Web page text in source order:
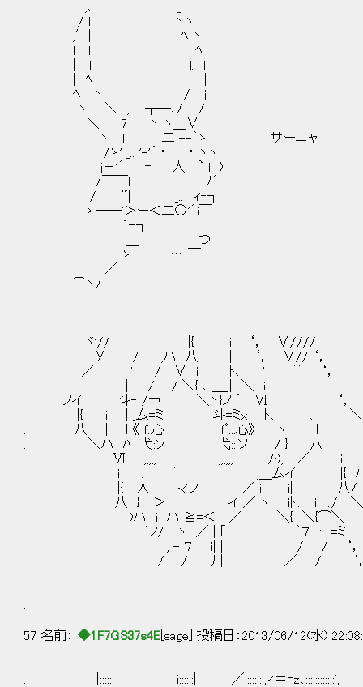
,､ _
/ l ヽヽ
,′| ﾍ ヽ
l l l ﾍ
| ﾍ l |
ﾍ ヽ / j
ヽ ＼ , -┬┬､/. /
＼ 7 ヽ ヽ＿∨
ヽ l . 二 --｀ゝ サーニャ
/ゝ' _.. '-'´ ･ ･ ヽヽ
j－'´ | = _人 ~ l 〉
/￣￣l ﾉ´
/￣￣~| _.. ィ‐┐
ゝ──'＞ー＜二○'´i￣
`ｰ┐ l
＿｣ つ
ゝ───… ￣
／
⌒ヽ/
ヾ'// | |{ i ‘， ∨////
У / ,ハ 八 | ‘， ∨// ‘，
／ ' / ∨ i ﾄ､ ' ｀´ ‘，
|i / / ＼{ ､ ＿_| ＼ i
ノイ 斗‐ /￢ ＼ヽ}ノ ｀ Ⅵ ‘，
|{ i | j厶=ミ 斗=ミx ﾄ､ 、 ＼
. 八 | } 《 f::心 ｆﾟ:::心》 ヽ |{ ヽ 人数が
. ＼ハ ﾊ 弋:ソ 弋:::ソ / } 八 ‘
Ⅵ ,,,,, ,,,,,, /:), ／ i i 自分の足で
i . ｀ ,＿厶イ |{ ハ | こうやって
|{ 人 マフ ／ i i| 八/ }
八 } ＞ イ ／ ヽ iﾄ､ i ､/ ＼
)ハ i ハ ≧=＜ ／ ＼{ ＼{⌒＼
}ノ/ ヽ ／ | ｢ ｀７ ー=ミ
, - '7 i| | / / ‘，
/ / ﾘ | ／ / ‘
57 名前： ◆1F7GS37s4E [sage] 投稿日：2013/06/12(水)
. |:::::l i::::::| ／::::::::,ィ＝=z､::::::::::::',